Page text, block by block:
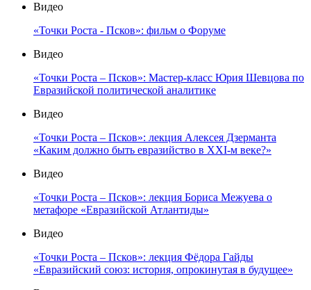
Видео
«Точки Роста - Псков»: фильм о Форуме
Видео
«Точки Роста – Псков»: Мастер-класс Юрия Шевцова по
Евразийской политической аналитике
Видео
«Точки Роста – Псков»: лекция Алексея Дзерманта
«Каким должно быть евразийство в XXI-м веке?»
Видео
«Точки Роста – Псков»: лекция Бориса Межуева о
метафоре «Евразийской Атлантиды»
Видео
«Точки Роста – Псков»: лекция Фёдора Гайды
«Евразийский союз: история, опрокинутая в будущее»